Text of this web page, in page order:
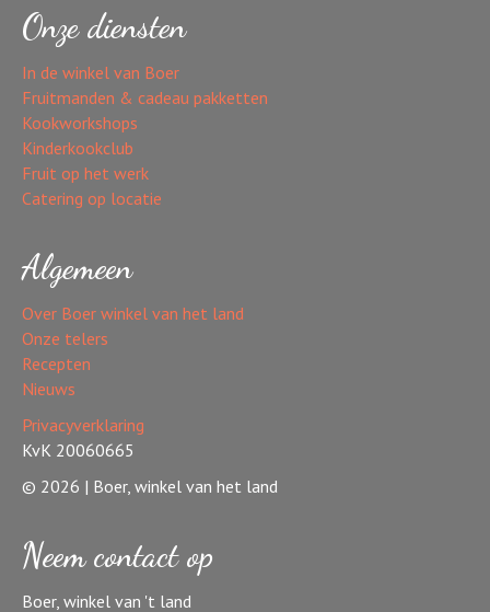
Onze diensten
In de winkel van Boer
Fruitmanden & cadeau pakketten
Kookworkshops
Kinderkookclub
Fruit op het werk
Catering op locatie
Algemeen
Over Boer winkel van het land
Onze telers
Recepten
Nieuws
Privacyverklaring
KvK 20060665
© 2026 | Boer, winkel van het land
Neem contact op
Boer, winkel van 't land